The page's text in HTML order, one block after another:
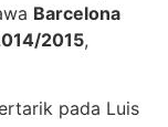
Barcelona
2015,
pada Luis